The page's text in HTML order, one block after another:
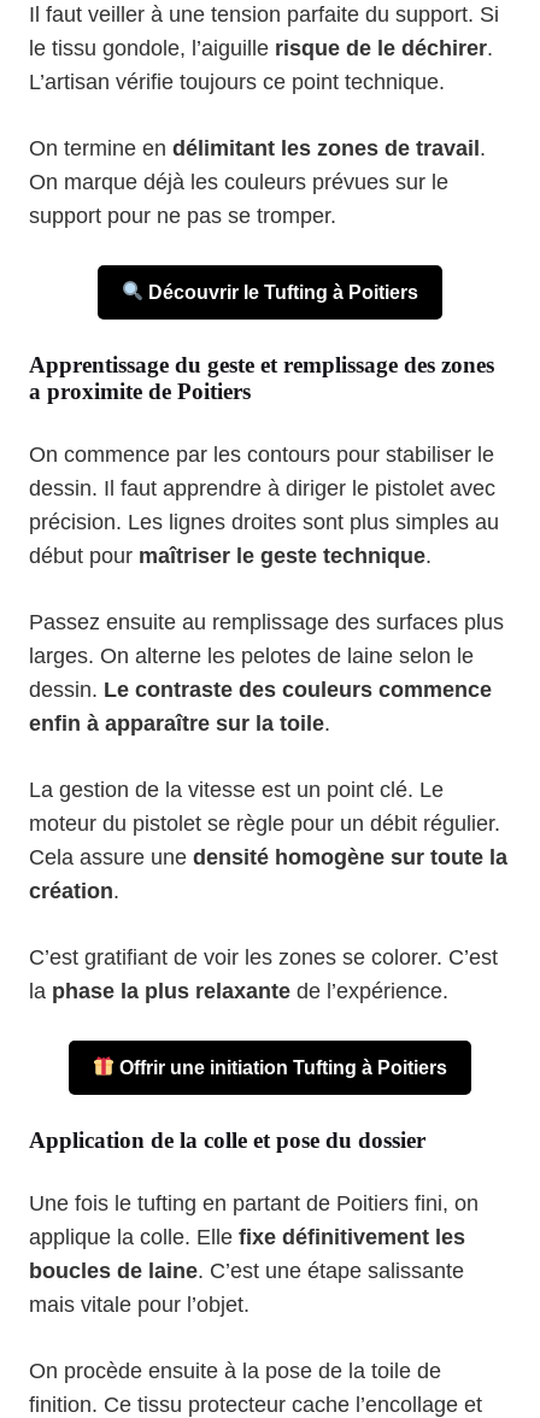
Il faut veiller à une tension parfaite du support. Si
le tissu gondole, l’aiguille risque de le déchirer.
L’artisan vérifie toujours ce point technique.
On termine en délimitant les zones de travail.
On marque déjà les couleurs prévues sur le
support pour ne pas se tromper.
Découvrir le Tufting à Poitiers
Apprentissage du geste et remplissage des zones
a proximite de Poitiers
On commence par les contours pour stabiliser le
dessin. Il faut apprendre à diriger le pistolet avec
précision. Les lignes droites sont plus simples au
début pour maîtriser le geste technique.
Passez ensuite au remplissage des surfaces plus
larges. On alterne les pelotes de laine selon le
dessin. Le contraste des couleurs commence
enfin à apparaître sur la toile.
La gestion de la vitesse est un point clé. Le
moteur du pistolet se règle pour un débit régulier.
Cela assure une densité homogène sur toute la
création.
C’est gratifiant de voir les zones se colorer. C’est
la phase la plus relaxante de l’expérience.
Offrir une initiation Tufting à Poitiers
Application de la colle et pose du dossier
Une fois le tufting en partant de Poitiers fini, on
applique la colle. Elle fixe définitivement les
boucles de laine. C’est une étape salissante
mais vitale pour l’objet.
On procède ensuite à la pose de la toile de
finition. Ce tissu protecteur cache l’encollage et